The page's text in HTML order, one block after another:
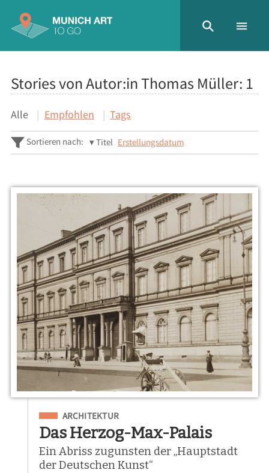
Stories von Autor:in Thomas Müller: 1
Alle Empfohlen Tags
Sortieren nach: Titel Erstellungsdatum
Eingeordnet unter
ARCHITEKTUR
Das Herzog-Max-Palais
Ein Abriss zugunsten der „Hauptstadt
der Deutschen Kunst“